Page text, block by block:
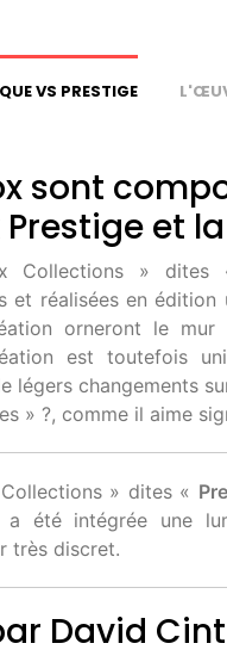
VS PRESTIGE
sont
Prestige et
Collections » dites
et réalisées en
orneront le
est toutefois
légers changements
» ?, comme il aime
» dites «
a été intégrée une
très discret.
David